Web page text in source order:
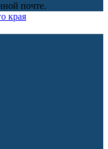
почте.
края